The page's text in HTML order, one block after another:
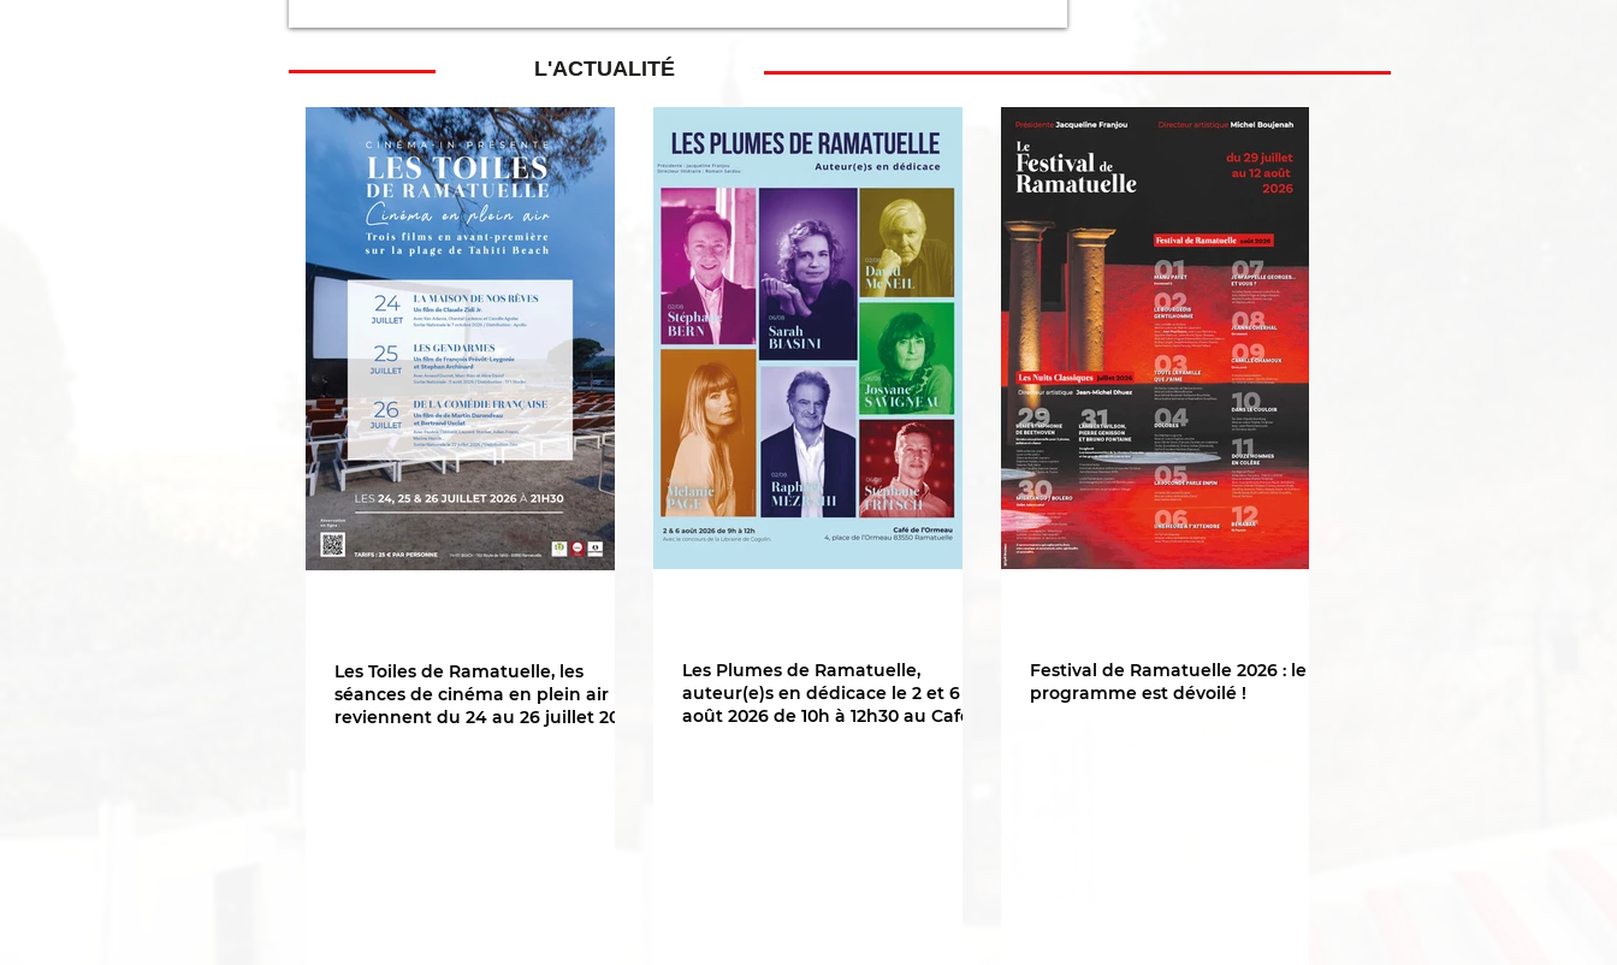
L'ACTUALITÉ
Les Toiles de Ramatuelle, les
séances de cinéma en plein air
reviennent du 24 au 26 juillet 2026
Les Plumes de Ramatuelle,
auteur(e)s en dédicace le 2 et 6
août 2026 de 10h à 12h30 au Café
Festival de Ramatuelle 2026 : le
programme est dévoilé !